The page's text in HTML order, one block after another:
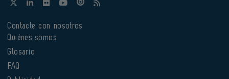
Contacte con nosotros
Quiénes somos
Glosario
FAQ